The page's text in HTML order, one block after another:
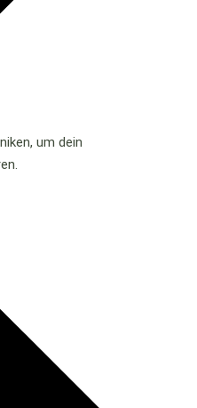
um dein